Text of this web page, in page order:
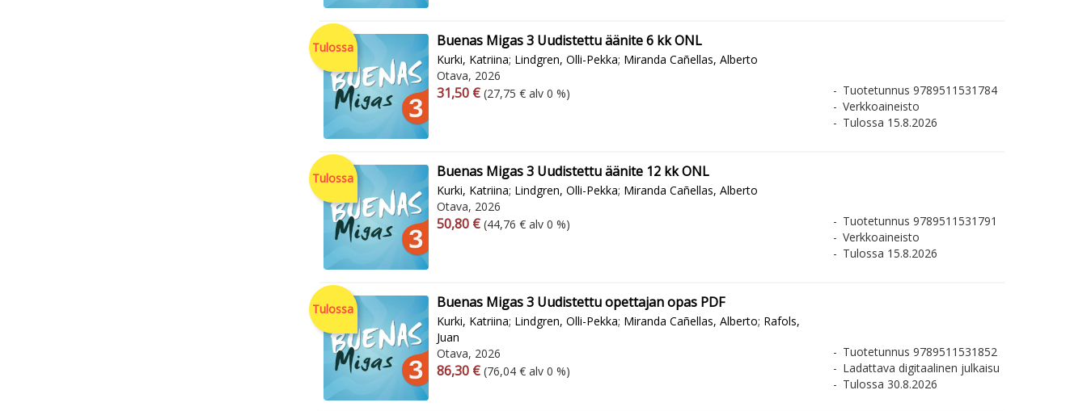
Tulossa Buenas Migas 3 Uudistettu äänite 6 kk ONL
Kurki, Katriina; Lindgren, Olli-Pekka; Miranda Cañellas, Alberto
Otava, 2026
Arvonlisäverollinen hinta
31,50 € Arvonlisäveroton hinta
(27,75 € alv 0 %)
Tuotetunnus 9789511531784
Verkkoaineisto
Tulossa 15.8.2026
Tulossa Buenas Migas 3 Uudistettu äänite 12 kk ONL
Kurki, Katriina; Lindgren, Olli-Pekka; Miranda Cañellas, Alberto
Otava, 2026
Arvonlisäverollinen hinta
50,80 € Arvonlisäveroton hinta
(44,76 € alv 0 %)
Tuotetunnus 9789511531791
Verkkoaineisto
Tulossa 15.8.2026
Tulossa Buenas Migas 3 Uudistettu opettajan opas PDF
Kurki, Katriina; Lindgren, Olli-Pekka; Miranda Cañellas, Alberto; Rafols,
Juan
Otava, 2026
Arvonlisäverollinen hinta
86,30 € Arvonlisäveroton hinta
(76,04 € alv 0 %)
Tuotetunnus 9789511531852
Ladattava digitaalinen julkaisu
Tulossa 30.8.2026